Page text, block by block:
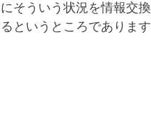
そういう状況を情報交
というところであります